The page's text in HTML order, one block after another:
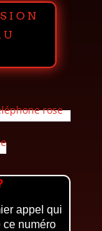
appel qui
ce numéro